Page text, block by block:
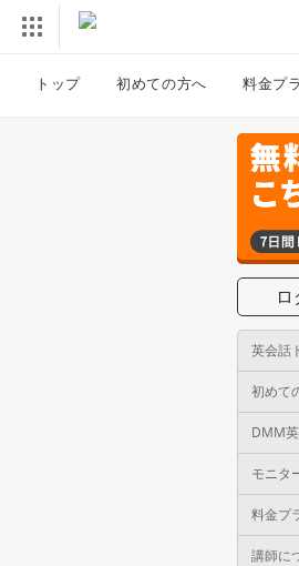
トップ 初めての方へ 料金プ
英会話
初めて
DMM
モニタ
料金プ
講師に